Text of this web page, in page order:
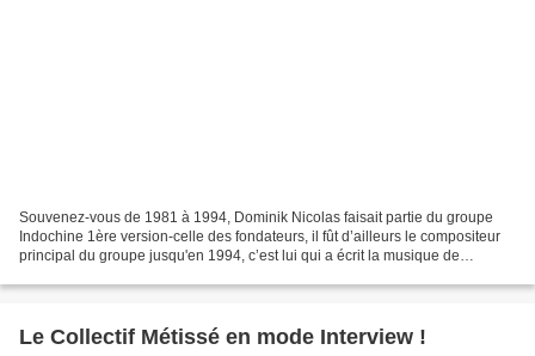
Souvenez-vous de 1981 à 1994, Dominik Nicolas faisait partie du groupe
Indochine 1ère version-celle des fondateurs, il fût d’ailleurs le compositeur
principal du groupe jusqu'en 1994, c’est lui qui a écrit la musique de
Le Collectif Métissé en mode Interview !